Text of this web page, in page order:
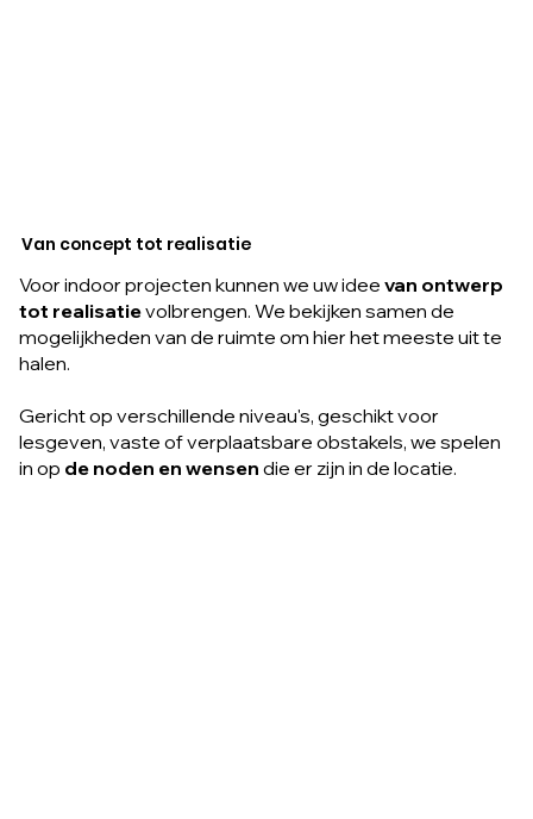
Van concept tot realisatie
Voor indoor projecten kunnen we uw idee van ontwerp
tot realisatievolbrengen. We bekijken samen de
mogelijkheden van de ruimte om hier het meeste uit te
halen.
Gericht op verschillende niveau's, geschikt voor
lesgeven, vaste of verplaatsbare obstakels, we spelen
in op de noden en wensen die er zijn in de locatie.